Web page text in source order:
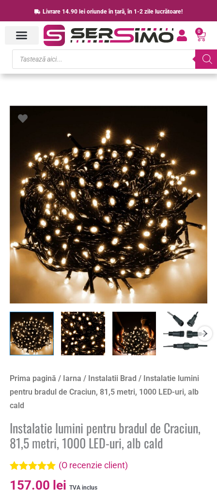
to
content
Livrare 14.90 lei oriunde în țară, în 1-2 zile lucrătoare!
0
Cart
Products
search
Prima pagină / Iarna / Instalatii Brad / Instalatie lumini
pentru bradul de Craciun, 81,5 metri, 1000 LED-uri, alb
cald
Instalatie lumini pentru bradul de Craciun,
81,5 metri, 1000 LED-uri, alb cald
Evaluat la
5.00 din 5 pe
(O recenzie client)
157.00 lei TVA inclus
Instalatie
pentru
bradul
de
Craciun,
81,5
metri,
1000
LED-
uri,
alb